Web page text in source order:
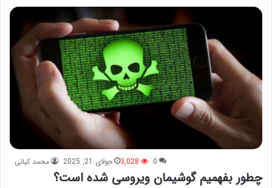
محمد کیانی جولای 21, 2025 0
3,028
چطور بفهمیم گوشیمان ویروسی شده است؟